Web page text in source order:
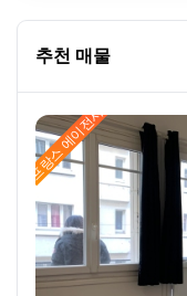
추천 매물
프랑스 에이전시